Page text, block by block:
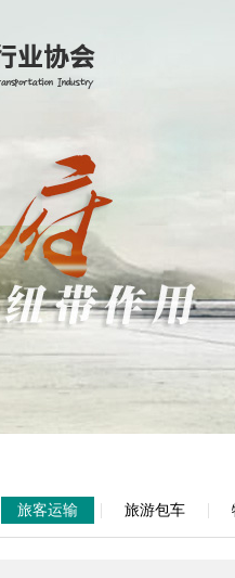
|
旅游包车
|
旅客运输